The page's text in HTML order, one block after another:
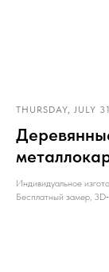
THURSDAY, JULY 31
Индивидуальное
Бесплатный замер,